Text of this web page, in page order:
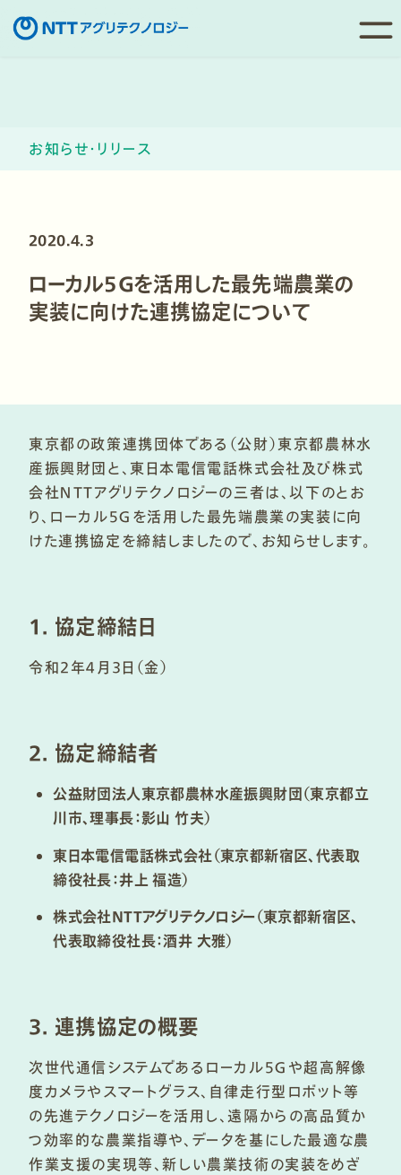
お知らせ・リリース
2020.4.3
ローカル５Ｇを活用した最先端農業の
実装に向けた連携協定について
東京都の政策連携団体である（公財）東京都農林水
産振興財団と、東日本電信電話株式会社及び株式
会社ＮＴＴアグリテクノロジーの三者は、以下のとお
り、ローカル５Ｇを活用した最先端農業の実装に向
けた連携協定を締結しましたので、お知らせします。
1. 協定締結日
令和２年４月３日（金）
2. 協定締結者
公益財団法人東京都農林水産振興財団（東京都立
川市、理事長：影山 竹夫）
東日本電信電話株式会社（東京都新宿区、代表取
締役社長：井上 福造）
株式会社NTTアグリテクノロジー（東京都新宿区、
代表取締役社長：酒井 大雅）
3. 連携協定の概要
次世代通信システムであるローカル５Ｇや超高解像
度カメラやスマートグラス、自律走行型ロボット等
の先進テクノロジーを活用し、遠隔からの高品質か
つ効率的な農業指導や、データを基にした最適な農
作業支援の実現等、新しい農業技術の実装をめざ